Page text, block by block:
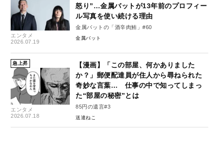
エンタメ
2026.07.19
怒り”…金属バットが13年前のプロフィー
ル写真を使い続ける理由
金属バットの「酒辛肉鮪」#60
金属バット
急上昇
エンタメ
2026.07.18
【漫画】「この部屋、何かありました
か？」郵便配達員が住人から尋ねられた
奇妙な言葉… 仕事の中で知ってしまっ
た“部屋の秘密”とは
85円の遺言#3
送達ねこ